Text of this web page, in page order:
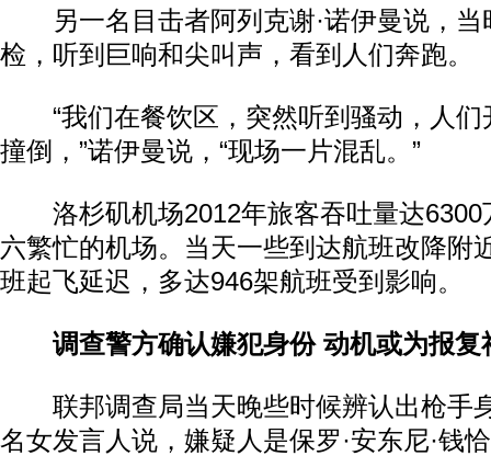
另一名目击者阿列克谢·诺伊曼说，当
检，听到巨响和尖叫声，看到人们奔跑。
“我们在餐饮区，突然听到骚动，人们
撞倒，”诺伊曼说，“现场一片混乱。”
洛杉矶机场2012年旅客吞吐量达6300
六繁忙的机场。当天一些到达航班改降附
班起飞延迟，多达946架航班受到影响。
调查警方确认嫌犯身份 动机或为报复
联邦调查局当天晚些时候辨认出枪手
名女发言人说，嫌疑人是保罗·安东尼·钱